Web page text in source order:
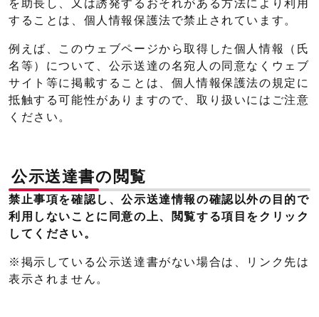
を助長し、又は誘発するおそれがある方法により利用
することは、個人情報保護法で禁止されています。
例えば、このウェブページから取得した個人情報（氏
名等）について、公示送達の名宛人の同意なくウェブ
サイト等に掲載することは、個人情報保護法の規定に
抵触する可能性がありますので、取り扱いにはご注意
ください。
公示送達書の閲覧
禁止事項を確認し、公示送達情報の確認以外の目的で
利用しないことに同意の上、閲覧する項目をクリック
してください。
※掲示している公示送達書がない場合は、リンク先は
表示されません。